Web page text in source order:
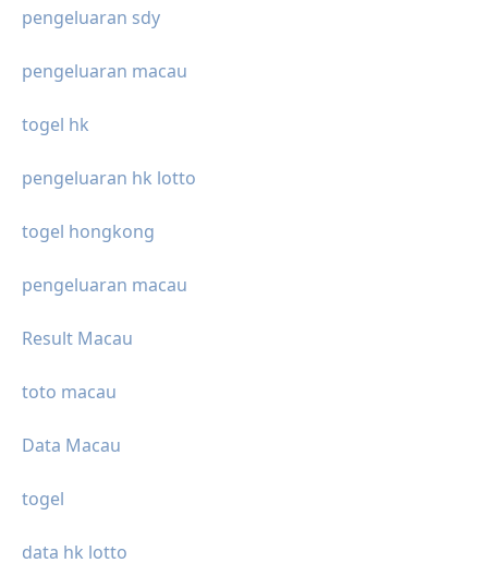
pengeluaran sdy
pengeluaran macau
togel hk
pengeluaran hk lotto
togel hongkong
pengeluaran macau
Result Macau
toto macau
Data Macau
togel
data hk lotto